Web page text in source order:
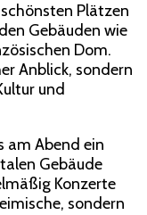
Plätzen
Gebäuden wie
Dom.
Anblick, sondern
und
am Abend ein
Gebäude
Konzerte
sondern